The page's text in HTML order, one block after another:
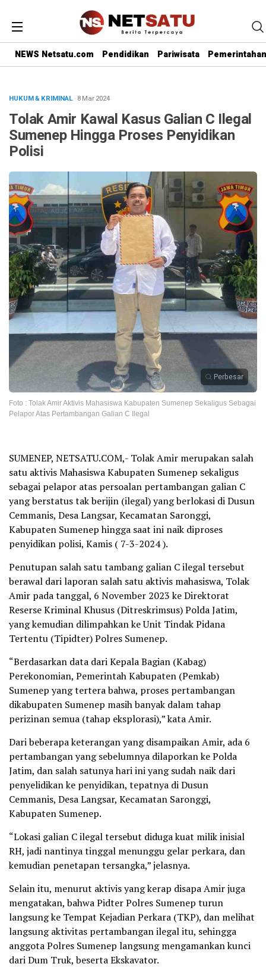
NEWS Netsatu.com Pendidikan Pariwisata Pemerintahan
HUKUM & KRIMINAL· 8 Mar 2024
Tolak Amir Kawal Kasus Galian C Ilegal
Sumenep Hingga Proses Penyidikan
Polisi
Perbesar
Foto : Tolak Amir Aktivis Mahasiswa Kabupaten Sumenep Sekaligus Sebagai
Pelapor Atas Pertambangan Galian C Ilegal
SUMENEP, NETSATU.COM,- Tolak Amir merupakan salah
satu aktivis Mahasiswa Kabupaten Sumenep sekaligus
sebagai pelapor atas persoalan pertambangan galian C
yang berstatus tak berijin (ilegal) yang berlokasi di Dusun
Cemmanis, Desa Langsar, Kecamatan Saronggi,
Kabupaten Sumenep hingga saat ini naik diproses
penyidikan polisi, Kamis ( 7-3-2024 ).
Penutupan salah satu tambang galian C ilegal tersebut
berawal dari laporan salah satu aktivis mahasiswa, Tolak
Amir pada tanggal, 6 November 2023 ke Direktorat
Reserse Kriminal Khusus (Ditreskrimsus) Polda Jatim,
yang kemudian dilimpahkan ke Unit Tindak Pidana
Tertentu (Tipidter) Polres Sumenep.
“Berdasarkan data dari Kepala Bagian (Kabag)
Perekonomian, Pemerintah Kabupaten (Pemkab)
Sumenep yang tertera bahwa, proses pertambangan
dikabupaten Sumenep masih banyak dalam tahap
perizinan semua (tahap eksplorasi),” kata Amir.
Dari beberapa keterangan yang disampaikan Amir, ada 6
pertambangan yang sebelumnya dilaporkan ke Polda
Jatim, dan salah satunya hari ini yang sudah naik dari
penyelidikan ke penyidikan, tepatnya di Dusun
Cemmanis, Desa Langsar, Kecamatan Saronggi,
Kabupaten Sumenep.
“Lokasi galian C ilegal tersebut diduga kuat milik inisial
RH, jadi nantinya tinggal menunggu gelar perkara, dan
kemudian penetapan tersangka,” jelasnya.
Selain itu, menurut aktivis yang kerap disapa Amir juga
mengatakan, bahwa Pidter Polres Sumenep turun
langsung ke Tempat Kejadian Perkara (TKP), dan melihat
langsung aktivitas pertambangan ilegal itu, sehingga
anggota Polres Sumenep langsung mengamankan kunci
dari Dum Truk, beserta Ekskavator.